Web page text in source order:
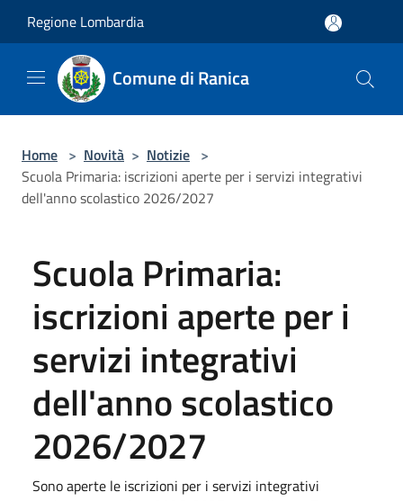
Regione Lombardia
Comune di Ranica
Home > Novità > Notizie >
Scuola Primaria: iscrizioni aperte per i servizi integrativi
dell'anno scolastico 2026/2027
Scuola Primaria:
iscrizioni aperte per i
servizi integrativi
dell'anno scolastico
2026/2027
Sono aperte le iscrizioni per i servizi integrativi